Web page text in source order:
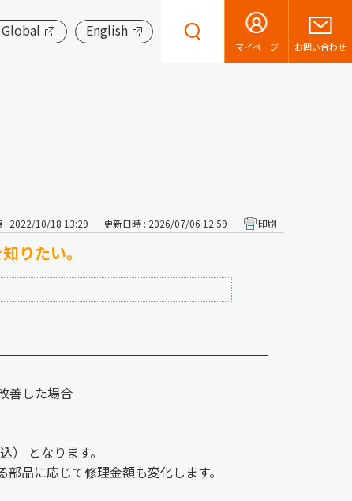
Global English
マイページ お問い合わせ
: 2022/10/18 13:29 更新日時 : 2026/07/06 12:59 印刷
りたい。
善した場合
となります。
品に応じて修理金額も変化します。